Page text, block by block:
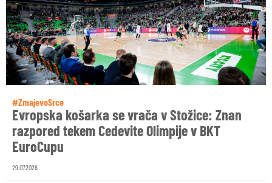
#ZmajevoSrce
Evropska košarka se vrača v Stožice: Znan
razpored tekem Cedevite Olimpije v BKT
EuroCupu
29.07.2026